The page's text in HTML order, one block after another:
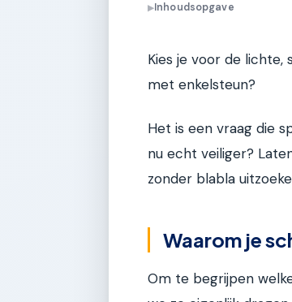
▶Inhoudsopgave
Kies je voor de lichte,
met enkelsteun?
Het is een vraag die
nu echt veiliger?
zonder blabla
Waarom je
Om te begrijpen